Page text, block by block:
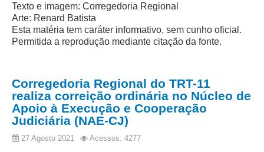
Consulte o seu Processo Trabalhista
Lei Geral de Proteção de Dados - LGPD
Integração das Ouvidorias
Carta de Serviços à Cidadania
Ouvidoria no CSJT
Dúvidas Frequentes
Avalie os Serviços da Ouvidoria
Texto e imagem: Corregedoria Regional
Arte: Renard Batista
Esta matéria tem caráter informativo, sem cunho oficial.
Permitida a reprodução mediante citação da fonte.
Corregedoria Regional do TRT-11
realiza correição ordinária no Núcleo de
Apoio à Execução e Cooperação
Judiciária (NAE-CJ)
27 Agosto 2021 Acessos: 4277